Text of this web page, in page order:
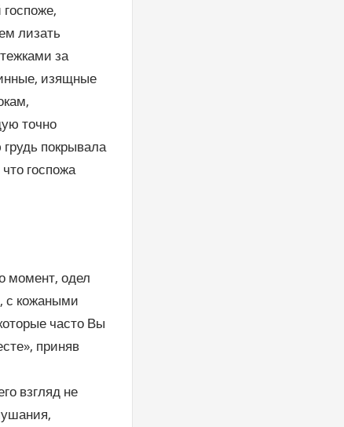
лизать
за
изящные
точно
покрывала
госпожа
момент, одел
с кожаными
часто Вы
приняв
взгляд не